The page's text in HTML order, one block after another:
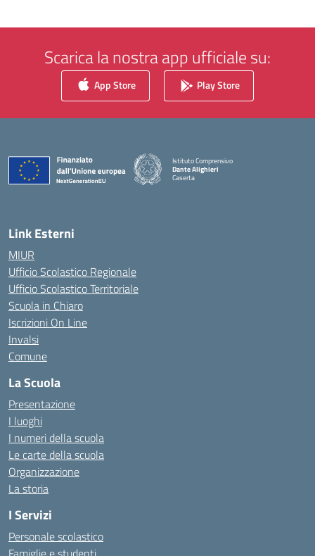
Scarica la nostra app ufficiale su:
App Store Play Store
Istituto Comprensivo
Dante Alighieri
Caserta
Link Esterni
MIUR
Ufficio Scolastico Regionale
Ufficio Scolastico Territoriale
Scuola in Chiaro
Iscrizioni On Line
Invalsi
Comune
La Scuola
Presentazione
I luoghi
I numeri della scuola
Le carte della scuola
Organizzazione
La storia
I Servizi
Personale scolastico